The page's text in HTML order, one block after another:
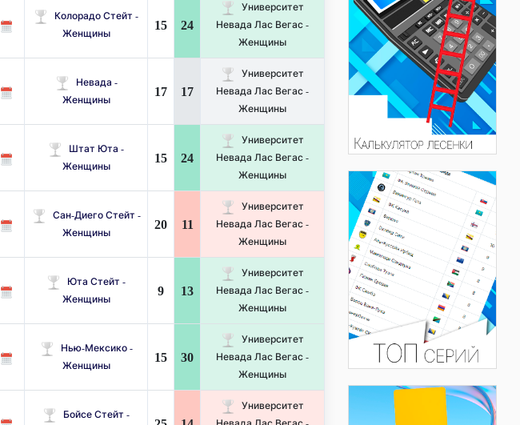
Колорадо Стейт -
Женщины
15 24
Университет
Невада Лас Вегас -
Женщины
Невада -
Женщины
17 17
Университет
Невада Лас Вегас -
Женщины
Штат Юта -
Женщины
15 24
Университет
Невада Лас Вегас -
Женщины
Сан-Диего Стейт -
Женщины
20 11
Университет
Невада Лас Вегас -
Женщины
Юта Стейт -
Женщины
9 13
Университет
Невада Лас Вегас -
Женщины
Нью-Мексико -
Женщины
15 30
Университет
Невада Лас Вегас -
Женщины
Бойсе Стейт -
Университет